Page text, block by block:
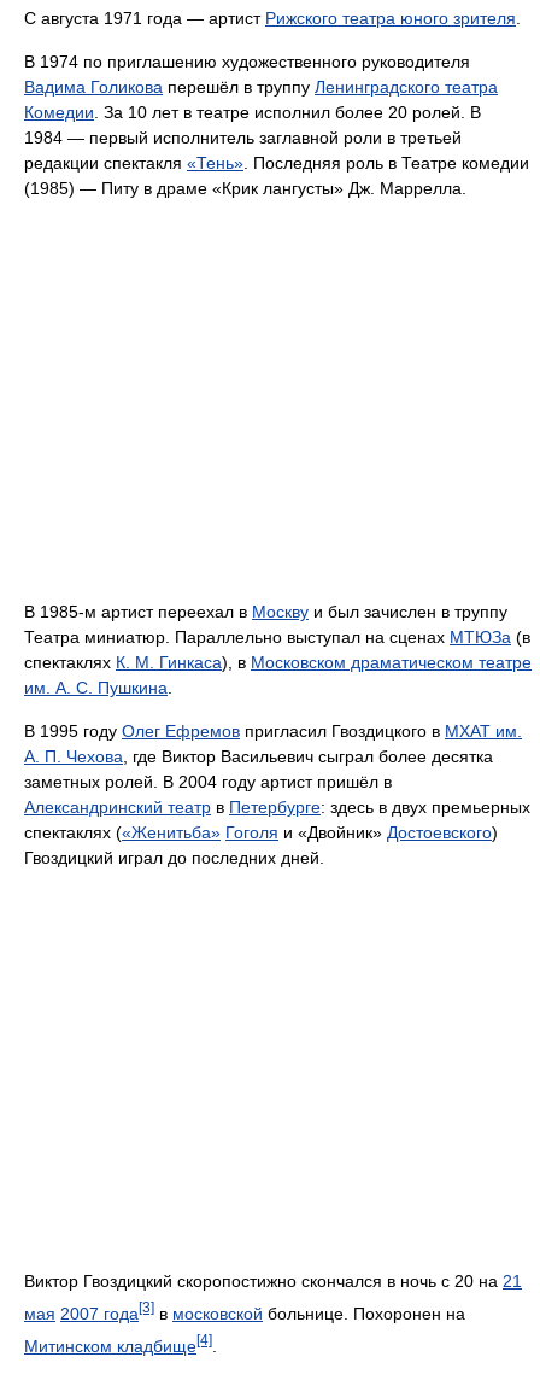
С августа 1971 года — артист Рижского театра юного зрителя.
В 1974 по приглашению художественного руководителя
Вадима Голикова перешёл в труппу Ленинградского театра
Комедии. За 10 лет в театре исполнил более 20 ролей. В
1984 — первый исполнитель заглавной роли в третьей
редакции спектакля «Тень». Последняя роль в Театре комедии
(1985) — Питу в драме «Крик лангусты» Дж. Маррелла.
В 1985-м артист переехал в Москву и был зачислен в труппу
Театра миниатюр. Параллельно выступал на сценах МТЮЗа (в
спектаклях К. М. Гинкаса), в Московском драматическом театре
им. А. С. Пушкина.
В 1995 году Олег Ефремов пригласил Гвоздицкого в МХАТ им.
А. П. Чехова, где Виктор Васильевич сыграл более десятка
заметных ролей. В 2004 году артист пришёл в
Александринский театр в Петербурге: здесь в двух премьерных
спектаклях («Женитьба» Гоголя и «Двойник» Достоевского)
Гвоздицкий играл до последних дней.
Виктор Гвоздицкий скоропостижно скончался в ночь с 20 на 21
мая 2007 года [3] в московской больнице. Похоронен на
Митинском кладбище[4]